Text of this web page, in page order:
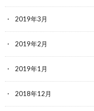
2019年3月
2019年2月
2019年1月
2018年12月